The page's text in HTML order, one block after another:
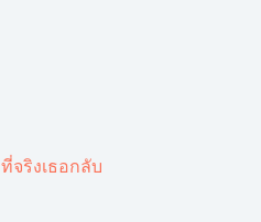
ที่จริงเธอกลับ